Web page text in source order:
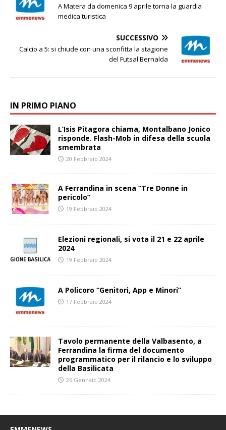
A Matera da domenica 9 aprile torna la guardia
medica turistica
SUCCESSIVO
Calcio a 5: si chiude con una sconfitta la stagione
del Futsal Bernalda
IN PRIMO PIANO
L’Isis Pitagora chiama, Montalbano Jonico
risponde. Flash-Mob in difesa della scuola
smembrata
20 Febbraio 2024
A Ferrandina in scena “Tre Donne in
pericolo”
19 Febbraio 2024
Elezioni regionali, si vota il 21 e 22 aprile
2024
19 Febbraio 2024
A Policoro “Genitori, App e Minori”
17 Febbraio 2024
Tavolo permanente della Valbasento, a
Ferrandina la firma del documento
programmatico per il rilancio e lo sviluppo
della Basilicata
26 Gennaio 2024